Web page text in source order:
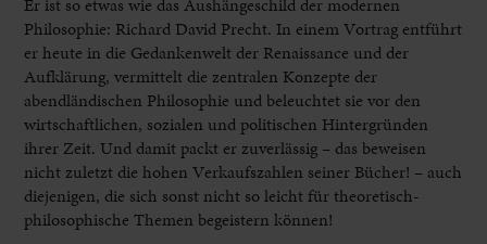
Philosophie: Richard David Precht. In einem Vortrag entführt
er heute in die Gedankenwelt der Renaissance und der
Aufklärung, vermittelt die zentralen Konzepte der
abendländischen Philosophie und beleuchtet sie vor den
wirtschaftlichen, sozialen und politischen Hintergründen
ihrer Zeit. Und damit packt er zuverlässig – das beweisen
nicht zuletzt die hohen Verkaufszahlen seiner Bücher! – auch
diejenigen, die sich sonst nicht so leicht für theoretisch-
philosophische Themen begeistern können!